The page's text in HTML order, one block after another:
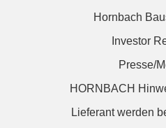
Hornbach
Investor
Presse/
HORNBACH
Lieferant werden